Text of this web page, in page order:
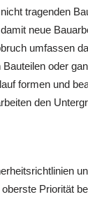
tragenden
neue
umfassen
oder
formen und
den
Priorität